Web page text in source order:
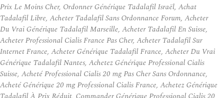
Prix Le Moins Cher, Ordonner Générique Tadalafil Israël, Achat
Tadalafil Libre, Acheter Tadalafil Sans Ordonnance Forum, Acheter
Du Vrai Générique Tadalafil Marseille, Acheter Tadalafil En Suisse,
Acheter Professional Cialis France Pas Cher, Acheter Tadalafil Sur
Internet France, Acheter Générique Tadalafil France, Acheter Du Vrai
Générique Tadalafil Nantes, Achetez Générique Professional Cialis
Suisse, Acheté Professional Cialis 20 mg Pas Cher Sans Ordonnance,
Acheté Générique 20 mg Professional Cialis France, Achetez Générique